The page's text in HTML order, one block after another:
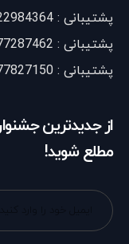
پشتیبانی : 22984364-021
پشتیبانی : 77287462-021
پشتیبانی : 77827150-021
از جدیدترین
مطلع شوید!